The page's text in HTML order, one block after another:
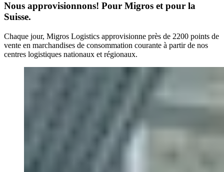
Nous approvisionnons! Pour Migros et pour la
Suisse.
Chaque jour, Migros Logistics approvisionne près de 2200 points de
vente en marchandises de consommation courante à partir de nos
centres logistiques nationaux et régionaux.